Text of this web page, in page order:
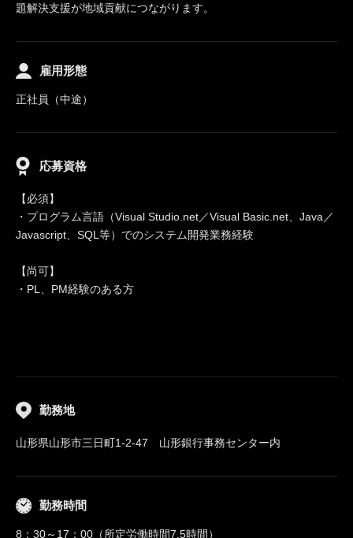
題解決支援が地域貢献につながります。
雇用形態
正社員（中途）
応募資格
【必須】
・プログラム言語（Visual Studio.net／Visual Basic.net、Java／
Javascript、SQL等）でのシステム開発業務経験
【尚可】
・PL、PM経験のある方
勤務地
山形県山形市三日町1-2-47 山形銀行事務センター内
勤務時間
8：30～17：00（所定労働時間7.5時間）